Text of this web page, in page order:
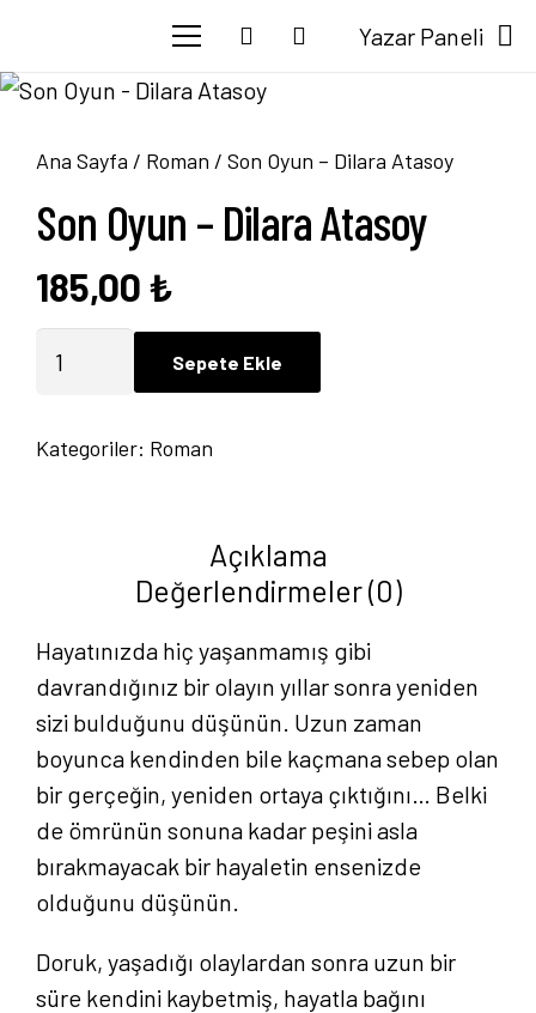
Yazar Paneli
Ana Sayfa / Roman / Son Oyun – Dilara Atasoy
Son Oyun – Dilara Atasoy
185,00 ₺
Oyun
Dilara
Sepete Ekle
Kategoriler: Roman
Açıklama
Değerlendirmeler (0)
Hayatınızda hiç yaşanmamış gibi
davrandığınız bir olayın yıllar sonra yeniden
sizi bulduğunu düşünün. Uzun zaman
boyunca kendinden bile kaçmana sebep olan
bir gerçeğin, yeniden ortaya çıktığını… Belki
de ömrünün sonuna kadar peşini asla
bırakmayacak bir hayaletin ensenizde
olduğunu düşünün.
Doruk, yaşadığı olaylardan sonra uzun bir
süre kendini kaybetmiş, hayatla bağını